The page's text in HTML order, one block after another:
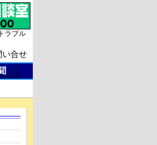
ラブル
い合せ